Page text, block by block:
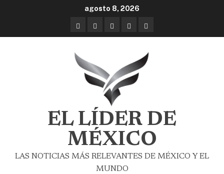
agosto 8, 2026
EL LÍDER DE
MÉXICO
LAS NOTICIAS MÁS RELEVANTES DE MÉXICO Y EL
MUNDO